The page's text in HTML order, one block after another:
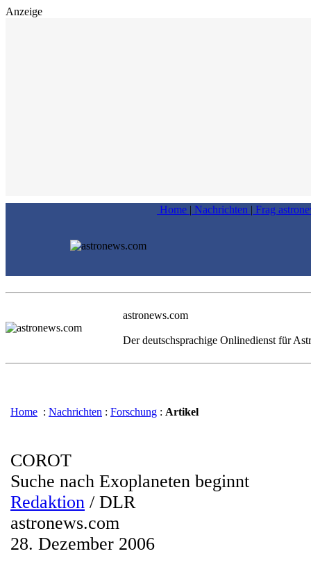
Anzeige
Home | Nachrichten | Frag
astronews.com
Der deutschsprachige Onlinedienst für
Home : Nachrichten : Forschung : Artikel
COROT
Suche nach Exoplaneten beginnt
Redaktion / DLR
astronews.com
28. Dezember 2006